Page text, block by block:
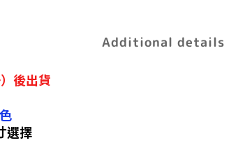
Additional details
後出貨
選擇